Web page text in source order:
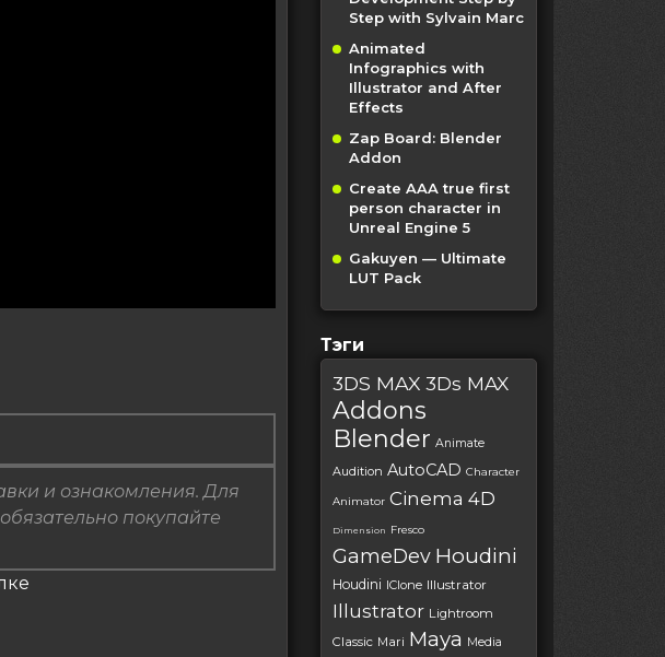
и ознакомления. Для
покупайте
Step with Sylvain Marc
Animated
Infographics with
Illustrator and After
Effects
Zap Board: Blender
Addon
Create AAA true first
person character in
Unreal Engine 5
Gakuyen — Ultimate
LUT Pack
Тэги
3DS MAX 3Ds MAX
Addons
Blender Animate
Audition AutoCAD Character
Animator Cinema 4D
Dimension Fresco
GameDev Houdini
Houdini IClone Illustrator
Illustrator Lightroom
Classic Mari Maya
Media